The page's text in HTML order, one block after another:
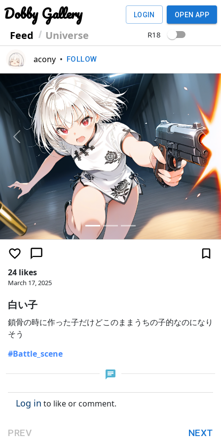
Dobby Gallery
Feed Universe
LOGIN OPEN APP
R18
acony • FOLLOW
Previous Next
24 likes
March 17, 2025
白い子
鎖骨の時に作った子だけどこのままうちの子的なのになり
#Battle_scene